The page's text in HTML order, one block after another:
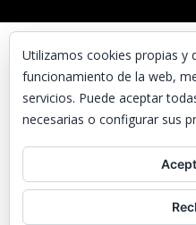
©
Contacta
Utilizamos cookies propias y
funcionamiento de la web,
servicios. Puede aceptar
necesarias o configurar sus